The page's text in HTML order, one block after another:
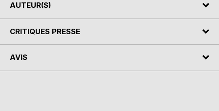
AUTEUR(S)
CRITIQUES PRESSE
AVIS